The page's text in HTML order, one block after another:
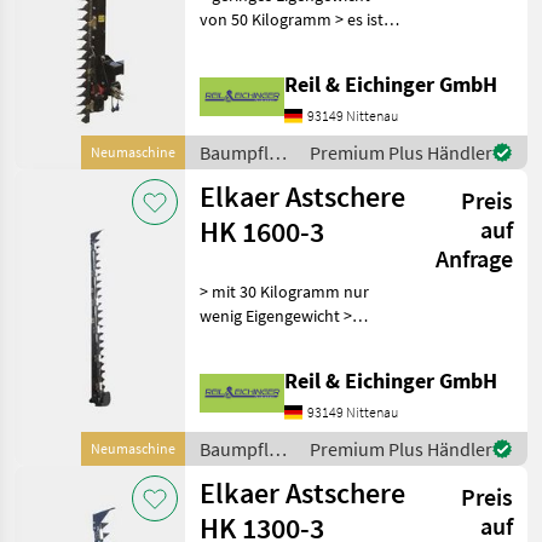
Neumaschine
von 50 Kilogramm > es ist
sauber: Aststücke oder
Späne fliegen nicht herum >
21 Klingen
Reil & Eichinger GmbH
93149 Nittenau
Baumpflege
/ Elkaer
Premium Plus Händler
Neumaschine
Elkaer Astschere
HK 1600-3
Preis
auf
Anfrage
> mit 30 Kilogramm nur
wenig Eigengewicht >
ohne umherfliegende Teile
wie Aststücke oder
Sägespäne > kann Äste
Reil & Eichinger GmbH
93149 Nittenau
Baumpflege
/ Elkaer
Premium Plus Händler
Elkaer Astschere
HK 1300-3
Preis
auf